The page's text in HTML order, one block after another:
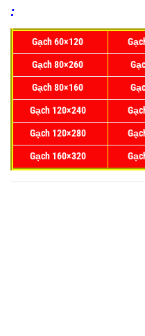
:
Gạch 60×120
Gạch 80×260
Gạch 80×160
Gạch 120×240
Gạch 120×280
Gạch 160×320